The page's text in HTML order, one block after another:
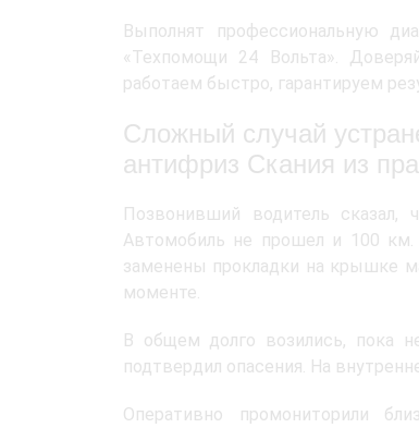
Выполнят профессиональную
«Техпомощи 24 Вольта».
работаем быстро, гарантируем
Сложный случай
антифриз Скания из
Позвонивший водитель сказал,
Автомобиль не прошел и 100 км.
заменены прокладки на крышке
моменте.
В общем долго возились, пока
подтвердил опасения. На
Оперативно промониторили